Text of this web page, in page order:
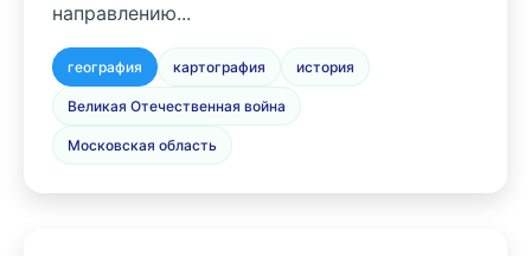
направлению...
география картография история
Великая Отечественная война
Московская область